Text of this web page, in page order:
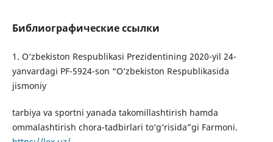
Библиографические ссылки
1. O‘zbekiston Respublikasi Prezidentining 2020-yil 24-
yanvardagi PF-5924-son “O‘zbekiston Respublikasida
jismoniy
tarbiya va sportni yanada takomillashtirish hamda
ommalashtirish chora-tadbirlari to‘g‘risida”gi Farmoni.